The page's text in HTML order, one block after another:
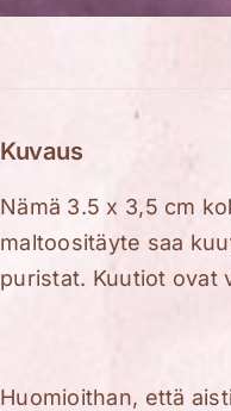
Kuvaus
Nämä 3.5 x 3,5 cm
maltoositäyte saa
puristat. Kuutiot ovat
Huomioithan, että